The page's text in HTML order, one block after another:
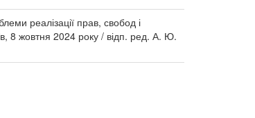
реалізації прав, свобод і
8 жовтня 2024 року / відп. ред. А. Ю.